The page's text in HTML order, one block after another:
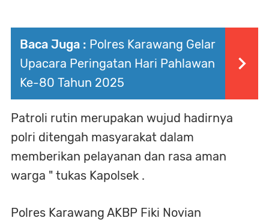
Baca Juga : Polres Karawang Gelar
Upacara Peringatan Hari Pahlawan
Ke-80 Tahun 2025
Patroli rutin merupakan wujud hadirnya
polri ditengah masyarakat dalam
memberikan pelayanan dan rasa aman
warga " tukas Kapolsek .
Polres Karawang AKBP Fiki Novian